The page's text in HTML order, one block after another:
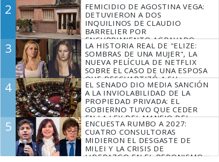
2
FEMICIDIO DE AGOSTINA VEGA:
DETUVIERON A DOS
INQUILINOS DE CLAUDIO
BARRELIER POR
ENCUBRIMIENTO AGRAVADO
3
LA HISTORIA REAL DE "ELIZE:
SOMBRAS DE UNA MUJER", LA
NUEVA PELÍCULA DE NETFLIX
SOBRE EL CASO DE UNA ESPOSA
QUE DESCUARTIZÓ A SU
MARIDO
4
EL SENADO DIO MEDIA SANCIÓN
A LA INVIOLABILIDAD DE LA
PROPIEDAD PRIVADA: EL
GOBIERNO TUVO QUE CEDER
EN LA LEY DEL MANEJO DEL
FUEGO
5
ENCUESTA RUMBO A 2027:
CUATRO CONSULTORAS
MIDIERON EL DESGASTE DE
MILEI Y LA CRISIS DE
LIDERAZGO EN EL PERONISMO